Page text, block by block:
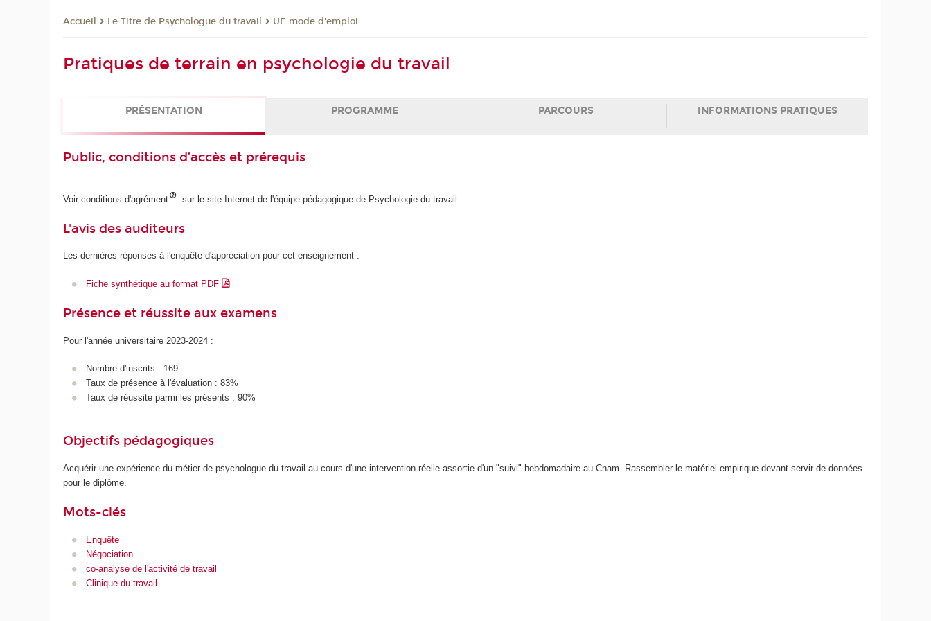
Accueil Le Titre de Psychologue du travail UE mode d'emploi
Pratiques de terrain en psychologie du travail
PRÉSENTATION PROGRAMME PARCOURS INFORMATIONS PRATIQUES
Public, conditions d’accès et prérequis
Voir conditions d'agrément sur le site Internet de l'équipe pédagogique de Psychologie du travail.
L'avis des auditeurs
Les dernières réponses à l'enquête d'appréciation pour cet enseignement :
Fiche synthétique au format PDF
Présence et réussite aux examens
Pour l'année universitaire 2023-2024 :
Nombre d'inscrits : 169
Taux de présence à l'évaluation : 83%
Taux de réussite parmi les présents : 90%
Objectifs pédagogiques
Acquérir une expérience du métier de psychologue du travail au cours d'une intervention réelle assortie d'un "suivi" hebdomadaire au Cnam. Rassembler le matériel empirique devant servir de données
pour le diplôme.
Mots-clés
Enquête
Négociation
co-analyse de l'activité de travail
Clinique du travail